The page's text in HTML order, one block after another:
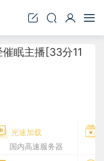
催眠主播[33分11
光速加载
国内高速服务器